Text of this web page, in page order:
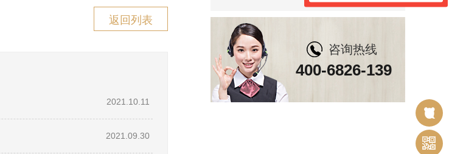
返回列表
2021.10.11
2021.09.30
咨询热线
400-6826-139